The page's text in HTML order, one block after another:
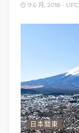
承接日光之旅
宮站，轉乘
然後13:58
巴士時刻表：
http://
9 6 月, 2018 -
日本關東